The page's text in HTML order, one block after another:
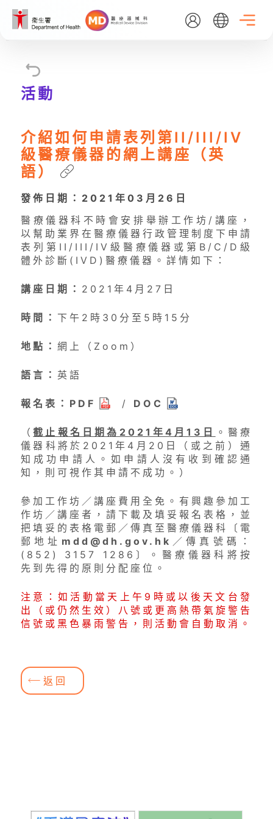
main
關於我們
醫療器械行政管理制度
資料庫搜尋
公開資料
活動
介紹如何申請表列第II/III/IV
級醫療儀器的網上講座（英
語）
發佈日期：2021年03月26日
醫療儀器科不時會安排舉辦工作坊/講座，
以幫助業界在醫療儀器行政管理制度下申請
表列第II/III/IV級醫療儀器或第B/C/D級
體外診斷(IVD)醫療儀器。詳情如下：
講座日期： 2021年4月27日
時間： 下午2時30分至5時15分
地點： 網上（Zoom）
語言： 英語
報名表： PDF / DOC
（截止報名日期為2021年4月13日 。醫療
儀器科將於2021年4月20日（或之前）通
知成功申請人。如申請人沒有收到確認通
知，則可視作其申請不成功。）
參加工作坊／講座費用全免。有興趣參加工
作坊／講座者，請下載及填妥報名表格，並
把填妥的表格電郵／傳真至醫療儀器科〔電
郵地址 mdd@dh.gov.hk ／傳真號碼：
(852) 3157 1286〕。醫療儀器科將按
先到先得的原則分配座位。
注意：如活動當天上午9時或以後天文台發
出（或仍然生效）八號或更高熱帶氣旋警告
信號或黑色暴雨警告，則活動會自動取消。
返回